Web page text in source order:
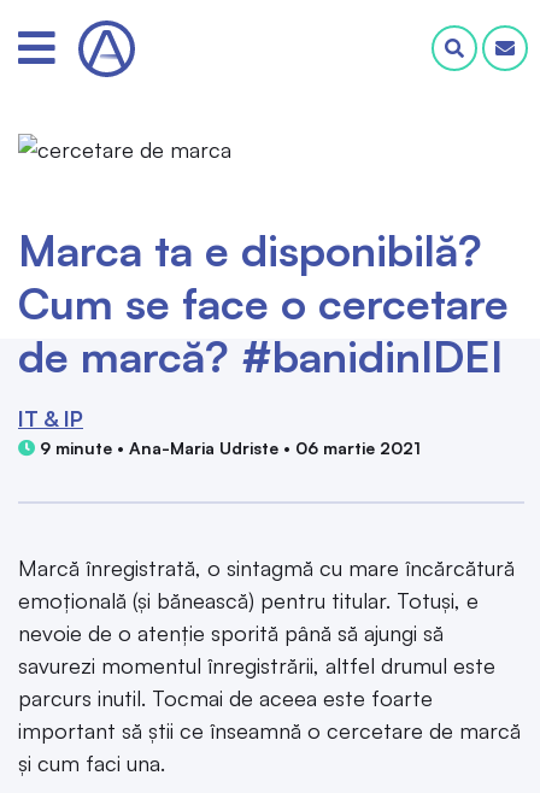
Marca ta e disponibilă?
Cum se face o cercetare
de marcă? #banidinIDEI
IT & IP
9 minute • Ana-Maria Udriste • 06 martie 2021
Marcă înregistrată, o sintagmă cu mare încărcătură
emoțională (și bănească) pentru titular. Totuși, e
nevoie de o atenție sporită până să ajungi să
savurezi momentul înregistrării, altfel drumul este
parcurs inutil. Tocmai de aceea este foarte
important să știi ce înseamnă o cercetare de marcă
și cum faci una.